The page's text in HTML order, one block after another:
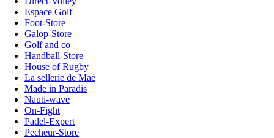
Espace Golf
Foot-Store
Galop-Store
Golf and co
Handball-Store
House of Rugby
La sellerie de Maé
Made in Paradis
Nauti-wave
On-Fight
Padel-Expert
Pecheur-Store